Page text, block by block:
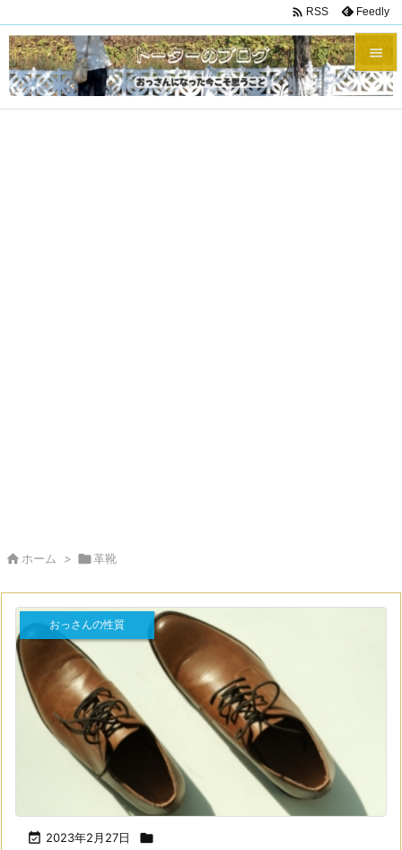


メニュ
 RSS Feedly
 ホーム > 革靴
 2023年2月27日 
おっさんの性質